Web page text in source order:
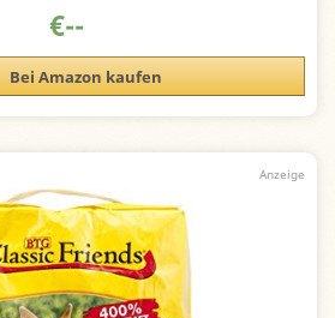
€--
Bei Amazon kaufen